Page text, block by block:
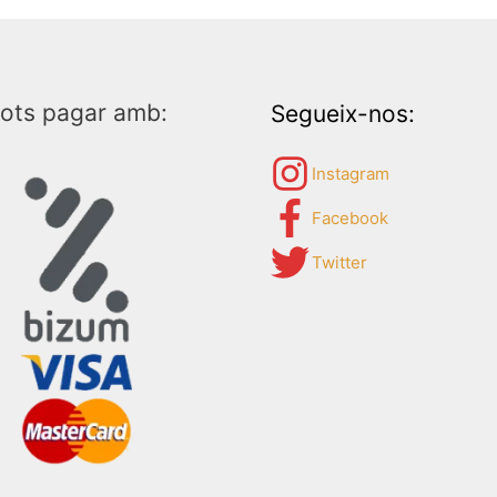
pagar amb: Segueix-nos:
Instagram
Facebook
Twitter